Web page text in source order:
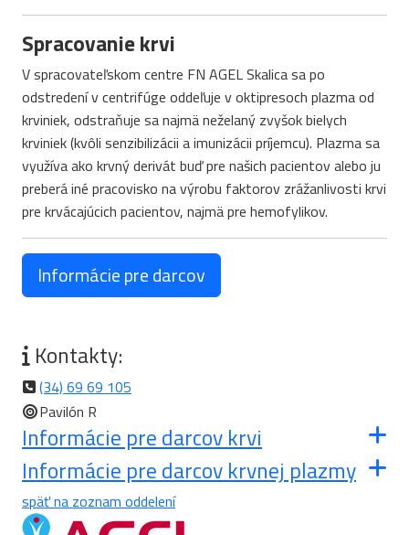
Spracovanie krvi
V spracovateľskom centre FN AGEL Skalica sa po
odstredení v centrifúge oddeľuje v oktipresoch plazma od
krviniek, odstraňuje sa najmä neželaný zvyšok bielych
krviniek (kvôli senzibilizácii a imunizácii príjemcu). Plazma sa
využíva ako krvný derivát buď pre našich pacientov alebo ju
preberá iné pracovisko na výrobu faktorov zrážanlivosti krvi
pre krvácajúcich pacientov, najmä pre hemofylikov.
Informácie pre darcov
Kontakty:
(34) 69 69 105
Pavilón R
Informácie pre darcov krvi
Informácie pre darcov krvnej plazmy
späť na zoznam oddelení